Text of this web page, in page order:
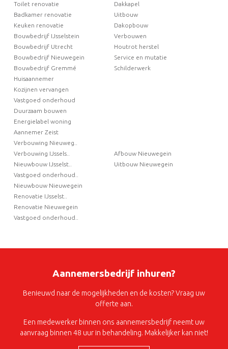
Toilet renovatie
Badkamer renovatie
Keuken renovatie
Bouwbedrijf IJsselstein
Bouwbedrijf Utrecht
Bouwbedrijf Nieuwegein
Bouwbedrijf Gremmé
Dakkapel
Uitbouw
Dakopbouw
Verbouwen
Houtrot herstel
Service en mutatie
Schilderwerk
Huisaannemer
Kozijnen vervangen
Vastgoed onderhoud
Duurzaam bouwen
Energielabel woning
Aannemer Zeist
Verbouwing Nieuweg..
Verbouwing IJssels..
Nieuwbouw IJsselst..
Vastgoed onderhoud..
Nieuwbouw Nieuwegein
Renovatie IJsselst..
Renovatie Nieuwegein
Vastgoed onderhoud..
Afbouw Nieuwegein
Uitbouw Nieuwegein
Aannemersbedrijf inhuren?
Benieuwd naar de mogelijkheden en de kosten? Vraag uw
offerte aan.
Een medewerker binnen ons aannemersbedrijf neemt uw
aanvraag binnen 48 uur in behandeling. Makkelijker kan niet!